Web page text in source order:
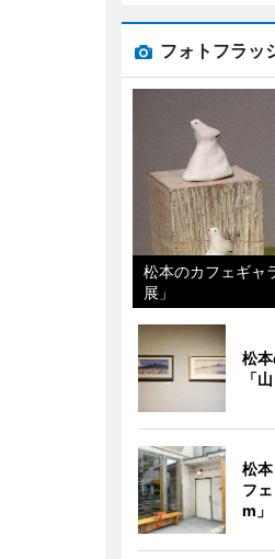
フォトフラッ
松本のカフェギャ
展」
松
「
松
フ
m」